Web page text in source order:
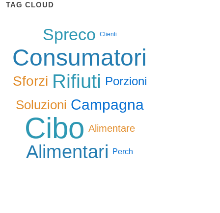
TAG CLOUD
Spreco Clienti
Consumatori
Sforzi Rifiuti Porzioni
Soluzioni Campagna
Cibo Alimentare
Alimentari Perch